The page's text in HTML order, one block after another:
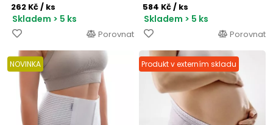
262 Kč/ ks
Skladem > 5 ks
Porovnat
584 Kč/ ks
Skladem > 5 ks
Porovnat
NOVINKA Produkt v externím skladu